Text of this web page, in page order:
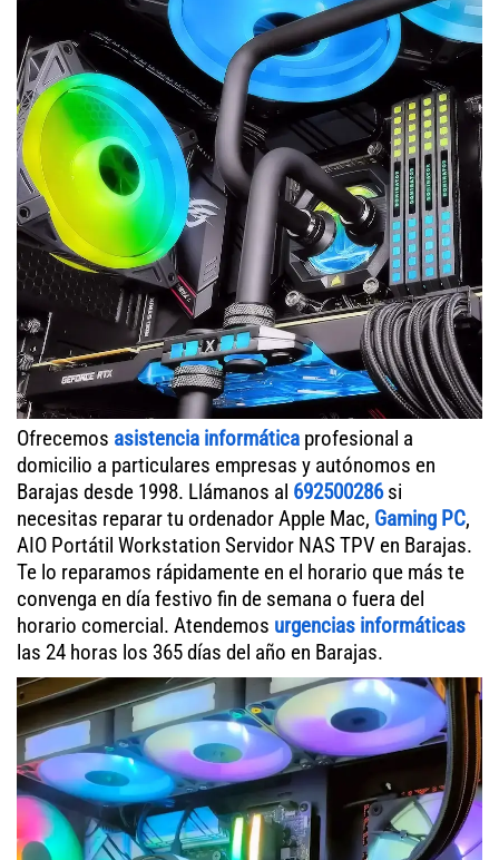
Ofrecemos asistencia informática profesional a
domicilio a particulares empresas y autónomos en
Barajas desde 1998. Llámanos al 692500286si
necesitas reparar tu ordenador Apple Mac, Gaming PC,
AIO Portátil Workstation Servidor NAS TPV en Barajas.
Te lo reparamos rápidamente en el horario que más te
convenga en día festivo fin de semana o fuera del
horario comercial. Atendemos urgencias informáticas
las 24 horas los 365 días del año en Barajas.